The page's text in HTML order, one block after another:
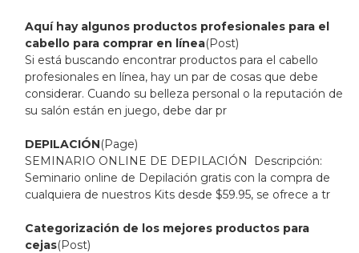
Aquí hay algunos productos profesionales para el
cabello para comprar en línea(Post)
Si está buscando encontrar productos para el cabello
profesionales en línea, hay un par de cosas que debe
considerar. Cuando su belleza personal o la reputación de
su salón están en juego, debe dar pr
DEPILACIÓN(Page)
SEMINARIO ONLINE DE DEPILACIÓN Descripción:
Seminario online de Depilación gratis con la compra de
cualquiera de nuestros Kits desde $59.95, se ofrece a tr
Categorización de los mejores productos para
cejas(Post)